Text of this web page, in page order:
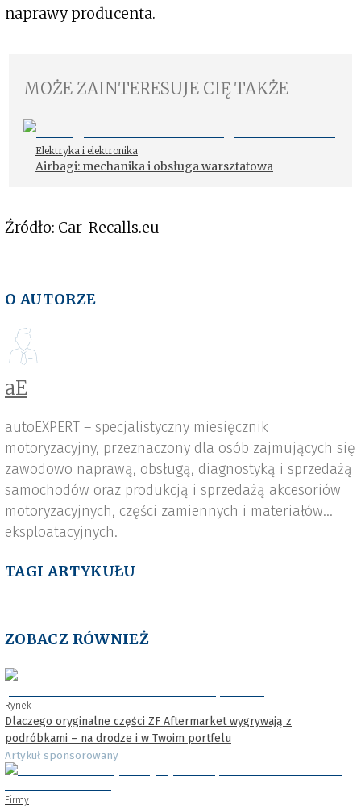
naprawy producenta.
MOŻE ZAINTERESUJE CIĘ TAKŻE
Elektryka i elektronika
Airbagi: mechanika i obsługa warsztatowa
Źródło: Car-Recalls.eu
O AUTORZE
aE
autoEXPERT – specjalistyczny miesięcznik
motoryzacyjny, przeznaczony dla osób zajmujących się
zawodowo naprawą, obsługą, diagnostyką i sprzedażą
samochodów oraz produkcją i sprzedażą akcesoriów
motoryzacyjnych, części zamiennych i materiałów
eksploatacyjnych.
TAGI ARTYKUŁU
ZOBACZ RÓWNIEŻ
Rynek
Dlaczego oryginalne części ZF Aftermarket wygrywają z
podróbkami – na drodze i w Twoim portfelu
Artykuł sponsorowany
Firmy